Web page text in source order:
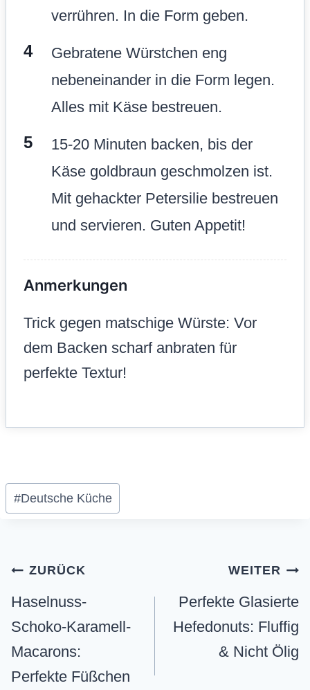
verrühren. In die Form geben.
Gebratene Würstchen eng
nebeneinander in die Form legen.
Alles mit Käse bestreuen.
15-20 Minuten backen, bis der
Käse goldbraun geschmolzen ist.
Mit gehackter Petersilie bestreuen
und servieren. Guten Appetit!
Anmerkungen
Trick gegen matschige Würste: Vor
dem Backen scharf anbraten für
perfekte Textur!
Schlagworte:
#Deutsche Küche
Beitragsnavigation
ZURÜCK
Haselnuss-
Schoko-Karamell-
Macarons:
Perfekte Füßchen
WEITER
Perfekte Glasierte
Hefedonuts: Fluffig
& Nicht Ölig